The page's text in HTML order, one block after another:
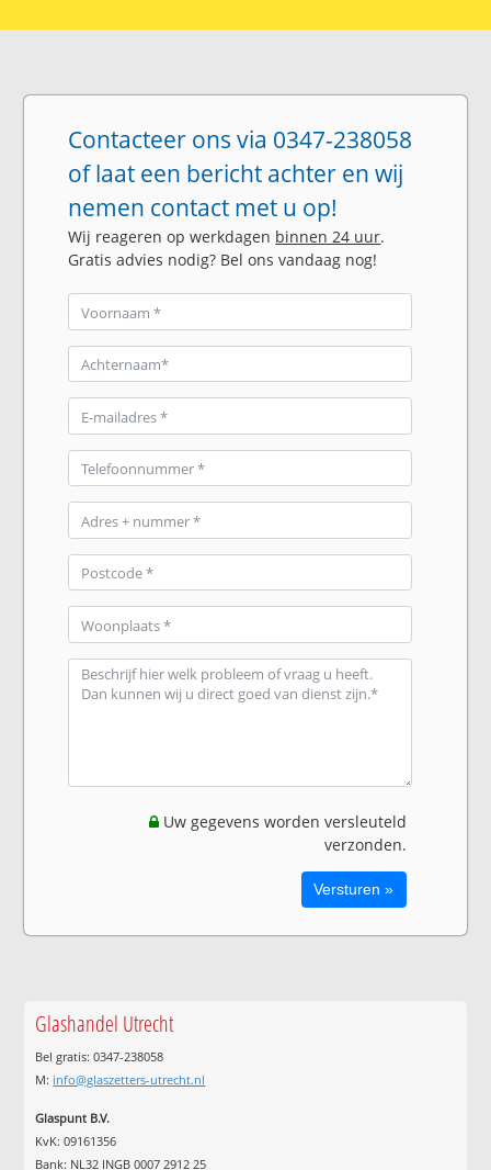
Contacteer ons via 0347-238058
of laat een bericht achter en wij
nemen contact met u op!
Wij reageren op werkdagen binnen 24 uur.
Gratis advies nodig? Bel ons vandaag nog!
Uw gegevens worden versleuteld
verzonden.
Glashandel Utrecht
Bel gratis: 0347-238058
M: info@glaszetters-utrecht.nl
Glaspunt B.V.
KvK: 09161356
Bank: NL32 INGB 0007 2912 25